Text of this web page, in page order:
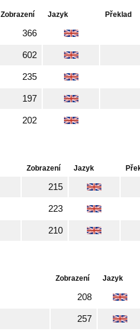
Zobrazení Jazyk Překlad
366
602
235
197
202
Zobrazení Jazyk
215
223
210
Zobrazení Jazyk
208
257